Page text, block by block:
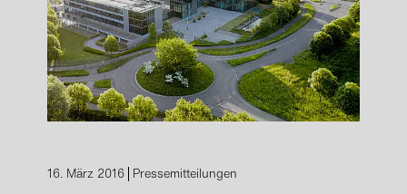
16. März 2016 Pressemitteilungen